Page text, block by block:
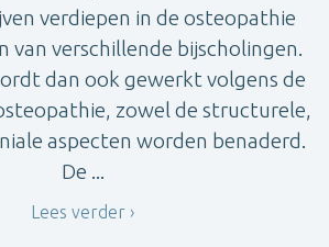
verdiepen in de osteopathie
van verschillende bijscholingen.
dan ook gewerkt volgens de
zowel de structurele,
aspecten worden benaderd.
De ...
Lees verder